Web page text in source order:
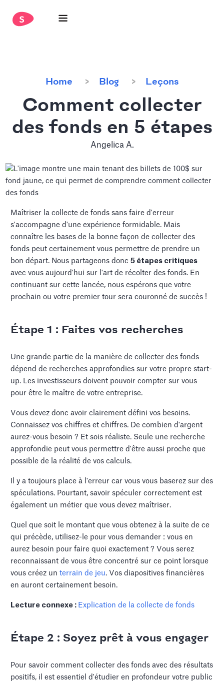
Home Blog Leçons
Comment collecter
des fonds en 5 étapes
Angelica A.
Maîtriser la collecte de fonds sans faire d'erreur
s'accompagne d'une expérience formidable. Mais
connaître les bases de la bonne façon de collecter des
fonds peut certainement vous permettre de prendre un
bon départ. Nous partageons donc5 étapes critiques
avec vous aujourd'hui sur l'art de récolter des fonds. En
continuant sur cette lancée, nous espérons que votre
prochain ou votre premier tour sera couronné de succès !
Étape 1 : Faites vos recherches
Une grande partie de la manière de collecter des fonds
dépend de recherches approfondies sur votre propre start-
up. Les investisseurs doivent pouvoir compter sur vous
pour être le maître de votre entreprise.
Vous devez donc avoir clairement défini vos besoins.
Connaissez vos chiffres et chiffres. De combien d'argent
aurez-vous besoin ? Et sois réaliste. Seule une recherche
approfondie peut vous permettre d'être aussi proche que
possible de la réalité de vos calculs.
Il y a toujours place à l'erreur car vous vous baserez sur des
spéculations. Pourtant, savoir spéculer correctement est
également un métier que vous devez maîtriser.
Quel que soit le montant que vous obtenez à la suite de ce
qui précède, utilisez-le pour vous demander : vous en
aurez besoin pour faire quoi exactement ? Vous serez
reconnaissant de vous être concentré sur ce point lorsque
vous créez unterrain de jeu. Vos diapositives financières
en auront certainement besoin.
Lecture connexe : Explication de la collecte de fonds
Étape 2 : Soyez prêt à vous engager
Pour savoir comment collecter des fonds avec des résultats
positifs, il est essentiel d'étudier en profondeur votre public